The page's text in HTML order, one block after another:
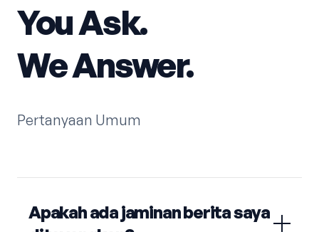
You Ask.
We Answer.
Pertanyaan Umum
Apakah ada jaminan berita saya